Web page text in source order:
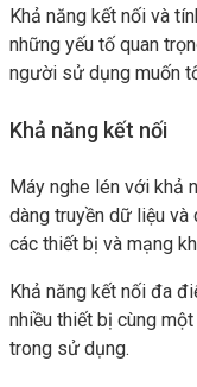
Khả năng kết nối và
những yếu tố quan
người sử dụng muốn
Khả năng kết nối
Máy nghe lén với khả
dàng truyền dữ liệu
các thiết bị và mạng
Khả năng kết nối đa
nhiều thiết bị cùng
trong sử dụng.